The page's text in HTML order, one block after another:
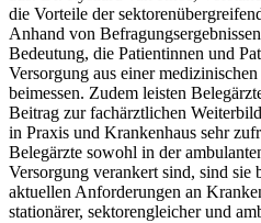
die Vorteile der
Anhand von
Bedeutung, die Patientinnen und
Versorgung aus einer
beimessen. Zudem leisten
Beitrag zur fachärztlichen
in Praxis und Krankenhaus sehr
Belegärzte sowohl in der
Versorgung verankert sind, sind sie
aktuellen Anforderungen an
stationärer, sektorengleicher und